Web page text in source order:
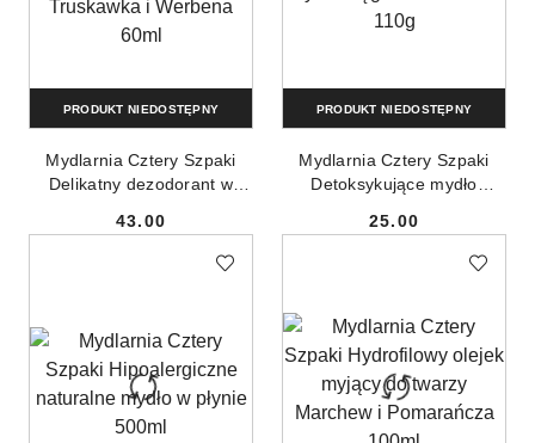
Mydlarnia Cztery Szpaki
Delikatny dezodorant w
Werbena 60ml
Cena:
43.00
PRODUKT NIEDOSTĘPNY
Mydlarnia Cztery Szpaki
Detoksykujące mydło
Cena:
25.00
PRODUKT NIEDOSTĘPNY